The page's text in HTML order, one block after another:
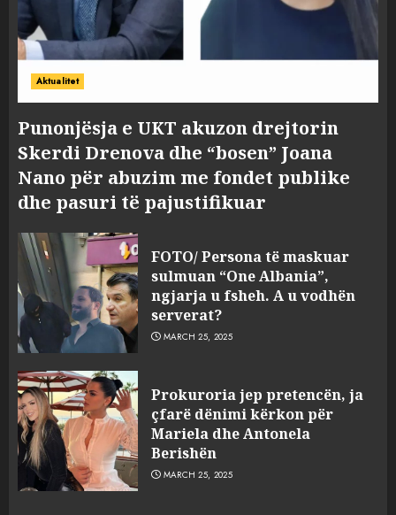
Aktualitet
Punonjësja e UKT akuzon drejtorin
Skerdi Drenova dhe “bosen” Joana
Nano për abuzim me fondet publike
dhe pasuri të pajustifikuar
FOTO/ Persona të maskuar
sulmuan “One Albania”,
ngjarja u fsheh. A u vodhën
serverat?
MARCH 25, 2025
Prokuroria jep pretencën, ja
çfarë dënimi kërkon për
Mariela dhe Antonela
Berishën
MARCH 25, 2025